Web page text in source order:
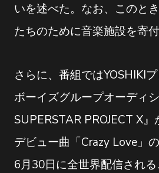
いを述べた。なお、このと
たちのために音楽施設を寄付
さらに、番組ではYOSHIKI
ボーイズグループオーディ
SUPERSTAR PROJECT X
デビュー曲「Crazy Love」
6月30日に全世界配信され